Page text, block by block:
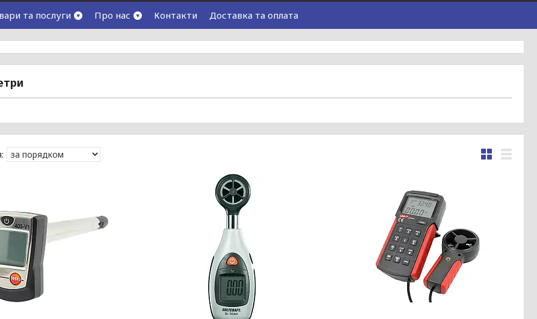
та послуги Про нас Контакти Доставка та оплата